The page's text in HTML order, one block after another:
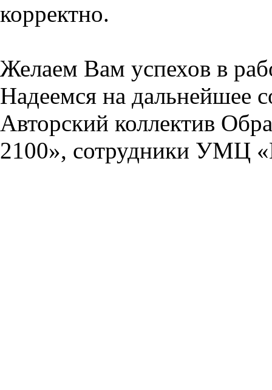
корректно.
Желаем Вам успехов в
Надеемся на дальнейшее
Авторский коллектив
2100», сотрудники УМЦ